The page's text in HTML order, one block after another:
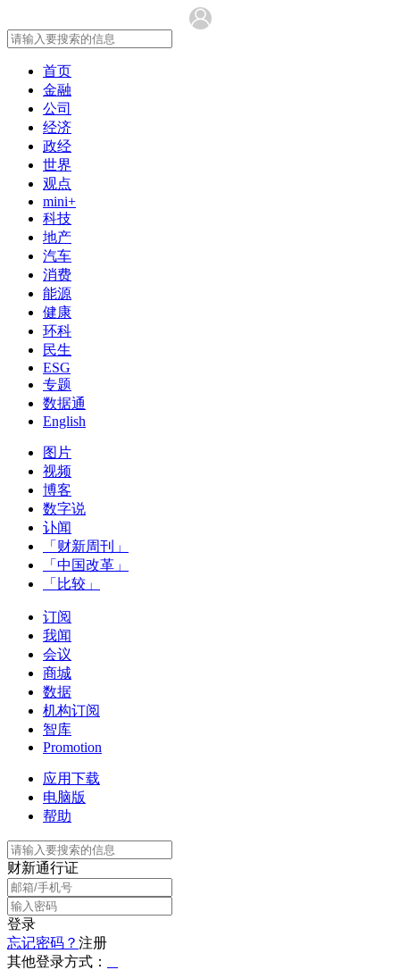
首页
金融
公司
经济
政经
世界
观点
mini+
科技
地产
汽车
消费
能源
健康
环科
民生
ESG
专题
数据通
English
图片
视频
博客
数字说
讣闻
「财新周刊」
「中国改革」
「比较」
订阅
我闻
会议
商城
数据
机构订阅
智库
Promotion
应用下载
电脑版
帮助
财新通行证
登录
忘记密码？ 注册
其他登录方式：